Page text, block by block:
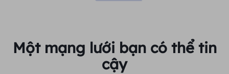
Một mạng lưới bạn có thể tin
cậy